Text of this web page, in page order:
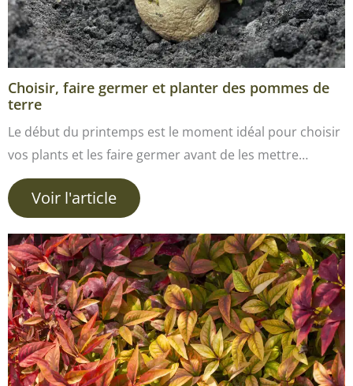
Choisir, faire germer et planter des pommes de
terre
Le début du printemps est le moment idéal pour choisir
vos plants et les faire germer avant de les mettre…
Voir l'article